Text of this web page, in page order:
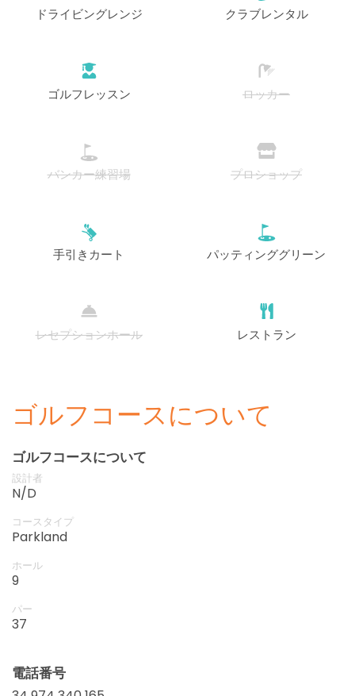
ドライビングレンジ クラブレンタル
ゴルフレッスン ロッカー
バンカー練習場 プロショップ
手引きカート パッティンググリーン
レセプションホール レストラン
ゴルフコースについて
ゴルフコースについて
設計者
N/D
コースタイプ
Parkland
ホール
9
パー
37
電話番号